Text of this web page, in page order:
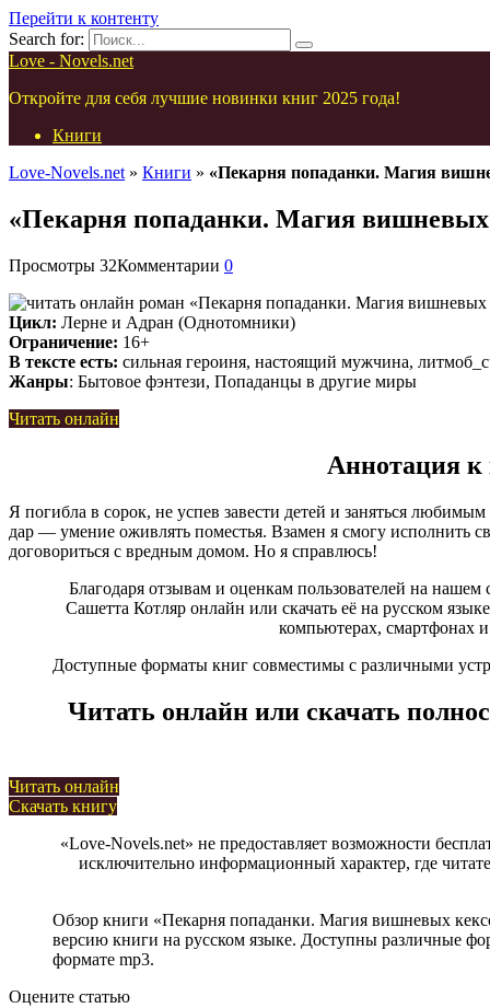
Перейти к контенту
Search for:
Love - Novels.net
Откройте для себя лучшие новинки книг 2025 года!
Книги
Love-Novels.net » Книги » «Пекарня попаданки. Магия
«Пекарня попаданки. Магия вишневых
Просмотры 32Комментарии 0
Цикл: Лерне и Адран (Однотомники)
Ограничение: 16+
В тексте есть: сильная героиня, настоящий мужчина,
Жанры: Бытовое фэнтези, Попаданцы в другие миры
Читать онлайн
Аннотация к
Я погибла в сорок, не успев завести детей и заняться
дар — умение оживлять поместья. Взамен я смогу исполнить
договориться с вредным домом. Но я справлюсь!
Благодаря отзывам и оценкам пользователей на
Сашетта Котляр онлайн или скачать её на русском
компьютерах, смартфонах
Доступные форматы книг совместимы с различными
Читать онлайн или скачать
Читать онлайн
Скачать книгу
«Love-Novels.net» не предоставляет возможности
исключительно информационный характер, где
Обзор книги «Пекарня попаданки. Магия вишневых
версию книги на русском языке. Доступны различные
формате mp3.
Оцените статью